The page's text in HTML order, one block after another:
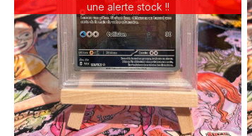
une alerte stock !!